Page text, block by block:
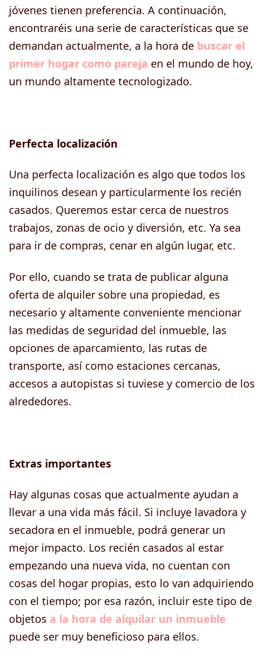
jóvenes tienen preferencia. A continuación,
encontraréis una serie de características que se
demandan actualmente, a la hora de buscar el
primer hogar como pareja en el mundo de hoy,
un mundo altamente tecnologizado.
Perfecta localización
Una perfecta localización es algo que todos los
inquilinos desean y particularmente los recién
casados. Queremos estar cerca de nuestros
trabajos, zonas de ocio y diversión, etc. Ya sea
para ir de compras, cenar en algún lugar, etc.
Por ello, cuando se trata de publicar alguna
oferta de alquiler sobre una propiedad, es
necesario y altamente conveniente mencionar
las medidas de seguridad del inmueble, las
opciones de aparcamiento, las rutas de
transporte, así como estaciones cercanas,
accesos a autopistas si tuviese y comercio de los
alrededores.
Extras importantes
Hay algunas cosas que actualmente ayudan a
llevar a una vida más fácil. Si incluye lavadora y
secadora en el inmueble, podrá generar un
mejor impacto. Los recién casados al estar
empezando una nueva vida, no cuentan con
cosas del hogar propias, esto lo van adquiriendo
con el tiempo; por esa razón, incluir este tipo de
objetos a la hora de alquilar un inmueble
puede ser muy beneficioso para ellos.